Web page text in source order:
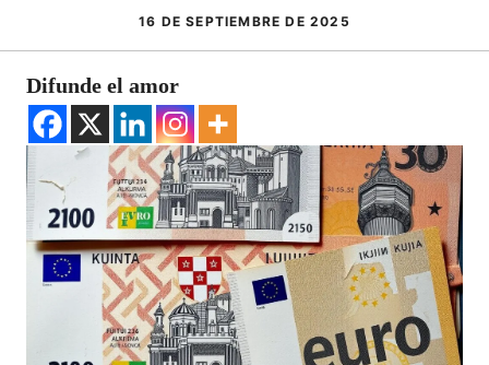
16 DE SEPTIEMBRE DE 2025
Difunde el amor